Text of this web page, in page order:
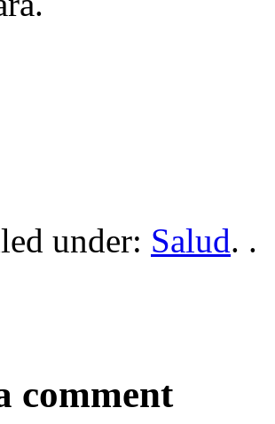
under: Salud. .
comment